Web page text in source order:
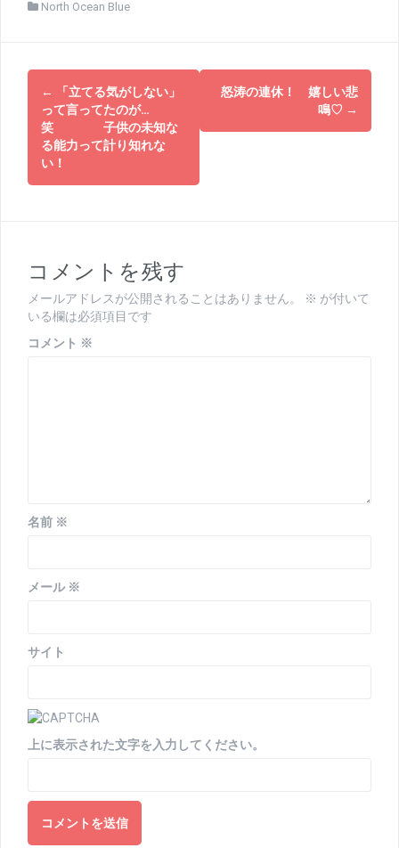
North Ocean Blue
投
稿
ナ
ビ
シ
ョ
ン
←
「立てる気がしない」
って言ってたのが…
笑 子供の未知な
る能力って計り知れな
い！
怒涛の連休！ 嬉しい悲
鳴♡ →
コメントを残す
メールアドレスが公開されることはありません。 ※ が付いて
いる欄は必須項目です
コメント ※
名前 ※
メール ※
サイト
上に表示された文字を入力してください。